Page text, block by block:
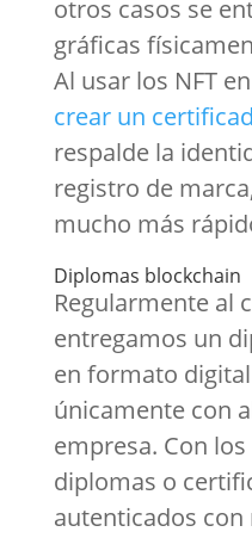
otros casos se
gráficas
Al usar los NFT
crear un
respalde la
registro de
mucho más
Diplomas blockchain
Regularmente al
entregamos un
en formato
únicamente con
empresa. Con
diplomas o
autenticados